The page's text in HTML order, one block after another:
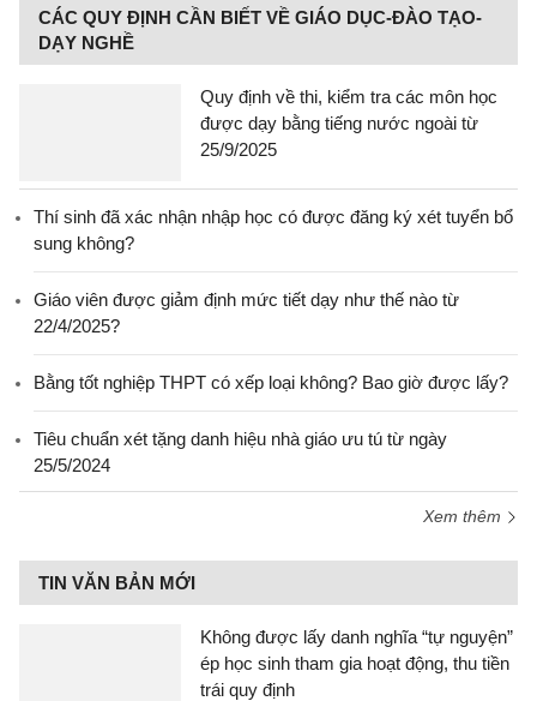
CÁC QUY ĐỊNH CẦN BIẾT VỀ GIÁO DỤC-ĐÀO TẠO-
DẠY NGHỀ
Quy định về thi, kiểm tra các môn học
được dạy bằng tiếng nước ngoài từ
25/9/2025
Thí sinh đã xác nhận nhập học có được đăng ký xét tuyển bổ
sung không?
Giáo viên được giảm định mức tiết dạy như thế nào từ
22/4/2025?
Bằng tốt nghiệp THPT có xếp loại không? Bao giờ được lấy?
Tiêu chuẩn xét tặng danh hiệu nhà giáo ưu tú từ ngày
25/5/2024
Xem thêm
TIN VĂN BẢN MỚI
Không được lấy danh nghĩa “tự nguyện”
ép học sinh tham gia hoạt động, thu tiền
trái quy định